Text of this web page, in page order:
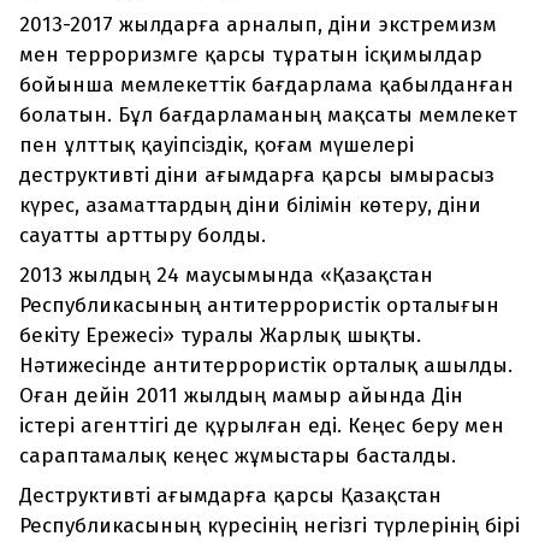
2013-2017 жылдарға арналып, діни экстремизм
мен терроризмге қарсы тұратын ісқимылдар
бойынша мемлекеттік бағдарлама қабылданған
болатын. Бұл бағдарламаның мақсаты мемлекет
пен ұлттық қауіпсіздік, қоғам мүшелері
деструктивті діни ағымдарға қарсы ымырасыз
күрес, азаматтардың діни білімін көтеру, діни
сауатты арттыру болды.
2013 жылдың 24 маусымында «Қазақстан
Республикасының антитеррористік орталығын
бекіту Ережесі» туралы Жарлық шықты.
Нәтижесінде антитеррористік орталық ашылды.
Оған дейін 2011 жылдың мамыр айында Дін
істері агенттігі де құрылған еді. Кеңес беру мен
сараптамалық кеңес жұмыстары басталды.
Деструктивті ағымдарға қарсы Қазақстан
Республикасының күресінің негізгі түрлерінің бірі